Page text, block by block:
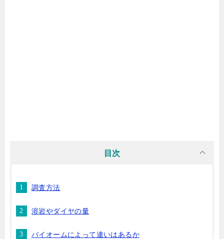
目次
調査方法
溶岩やダイヤの量
バイオームによって違いはあるか